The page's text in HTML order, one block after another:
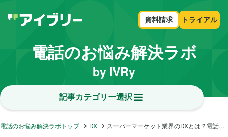
資料請求 トライアル
電話のお悩み解決ラボ
by IVRy
記事カテゴリー選択
電話のお悩み解決ラボトップ DX スーパーマーケット業界のDXとは？電話業務をDX化してアフターコロナ時代に対応する方法